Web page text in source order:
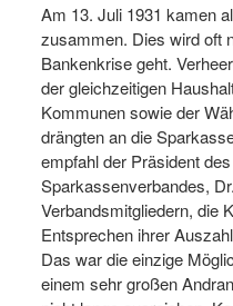
Am 13. Juli 1931 kamen
zusammen. Dies wird oft
Bankenkrise geht.
der gleichzeitigen
Kommunen sowie der
drängten an die
empfahl der Präsident
Sparkassenverbandes,
Verbandsmitgliedern, die
Entsprechen ihrer
Das war die einzige
einem sehr großen